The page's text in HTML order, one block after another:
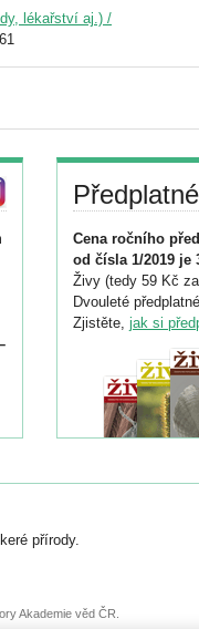
lékařství aj.) /
Cena ročního
od čísla 1/2019 je
Živy (tedy 59 Kč
Dvouleté
Zjistěte, jak si
přírody.
Akademie věd ČR.